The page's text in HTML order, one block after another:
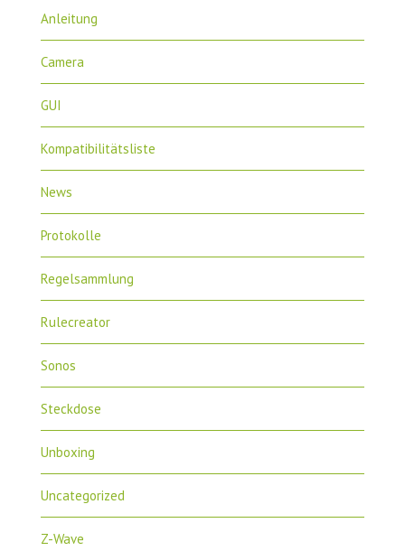
Anleitung
Camera
GUI
Kompatibilitätsliste
News
Protokolle
Regelsammlung
Rulecreator
Sonos
Steckdose
Unboxing
Uncategorized
Z-Wave